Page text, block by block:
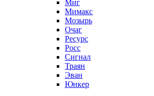
Миг
Мимакс
Мозырь
Очаг
Ресурс
Росс
Сигнал
Траян
Эван
Юнкер